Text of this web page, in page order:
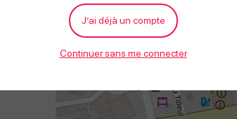
−
J’ai déjà un compte
Continuer sans me connecter